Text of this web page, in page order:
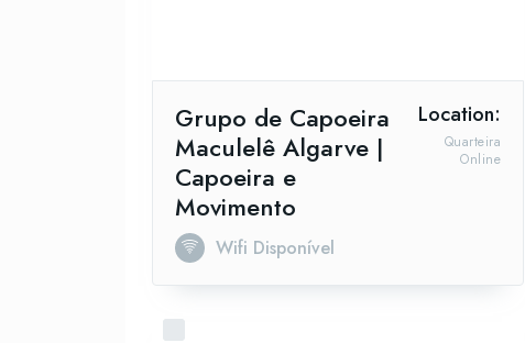
Grupo de Capoeira
Maculelê Algarve |
Capoeira e
Movimento
Wifi Disponível
Location:
Online
Quarteira